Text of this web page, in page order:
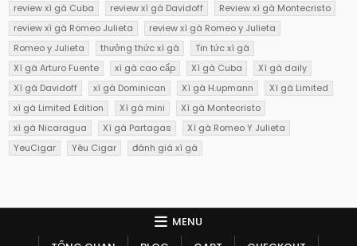
review xì gà Cuba
review xì gà Davidoff
Review xì gà Montecristo
review xì gà Romeo Julieta
review xì gà Romeo y Julieta
Romeo y Julieta
thưởng thức xì gà
Tin tức xì gà
Xì gà Arturo Fuente
xì gà cao cấp Xì gà Cuba
Xì gà daily
Xì gà Davidoff
xì gà Dominican Xì gà H.upmann
Xì gà Limited
xì gà Limited Edition
Xì gà mini
Xì gà Montecristo
xì gà Nicaragua
Xì gà Partagas
Xì gà Romeo Y Julieta
YeuCigar
Yêu Cigar đánh giá xì gà
MENU